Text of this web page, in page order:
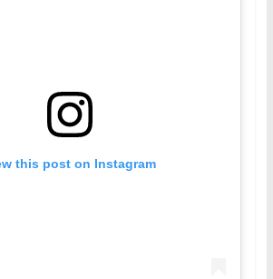
this post on Instagram